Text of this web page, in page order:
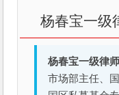
杨春宝一级
杨春宝一级律师
市场部主任、